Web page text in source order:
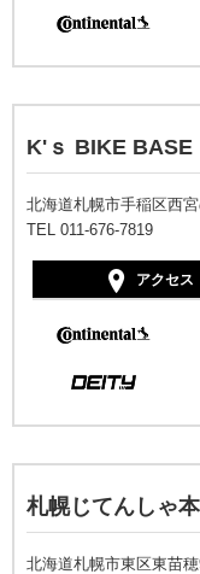
K'ｓ BIKE BASE
北海道札幌市手稲区西
TEL 011-676-7819
アクセス
札幌じてんしゃ
北海道札幌市東区東苗